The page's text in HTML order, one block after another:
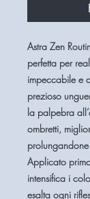
Astra Zen
perfetta per
impeccabile e
prezioso
la palpebra
ombretti,
Applicato
intensifica i
esalta ogni